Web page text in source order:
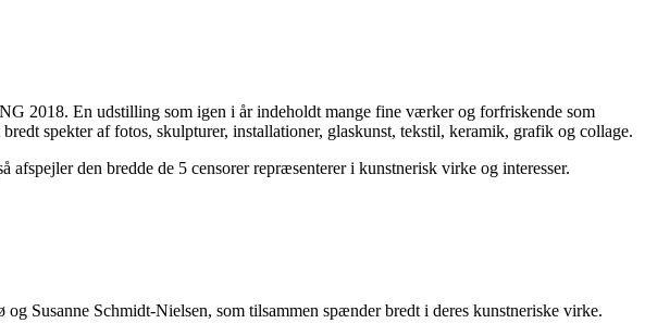
2018. En udstilling som igen i år indeholdt mange fine værker og forfriskende som
spekter af fotos, skulpturer, installationer, glaskunst, tekstil, keramik, grafik og collage.
den bredde de 5 censorer repræsenterer i kunstnerisk virke og interesser.
Susanne Schmidt-Nielsen, som tilsammen spænder bredt i deres kunstneriske virke.